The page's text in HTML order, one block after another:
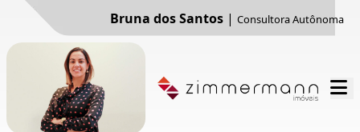
Bruna dos Santos | Consultora Autônoma